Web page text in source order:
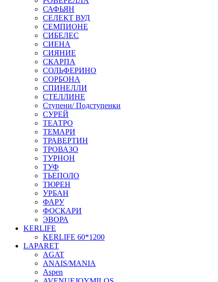
САФЬЯН
СЕЛЕКТ ВУД
СЕМПИОНЕ
СИБЕЛЕС
СИЕНА
СИЯНИЕ
СКАРПА
СОЛЬФЕРИНО
СОРБОНА
СПИНЕЛЛИ
СТЕЛЛИНЕ
Ступени/ Подступенки
СУРЕЙ
ТЕАТРО
ТЕМАРИ
ТРАВЕРТИН
ТРОВАЗО
ТУРНОН
ТУФ
ТЬЕПОЛО
ТЮРЕН
УРБАН
ФАРУ
ФОСКАРИ
ЭВОРА
KERLIFE
KERLIFE 60*1200
LAPARET
AGAT
ANAIS/MANIA
Aspen